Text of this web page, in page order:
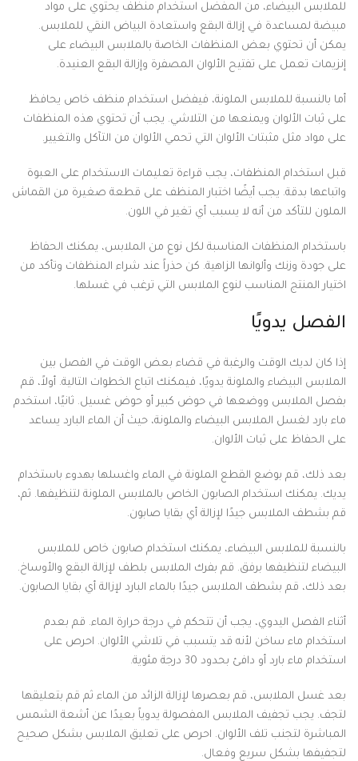
للملابس البيضاء، من المفضل استخدام منظف يحتوي على مواد
مبيضة لمساعدة في إزالة البقع واستعادة البياض النقي للملابس.
يمكن أن تحتوي بعض المنظفات الخاصة بالملابس البيضاء على
إنزيمات تعمل على تفتيح الألوان المصفرة وإزالة البقع العنيدة.
أما بالنسبة للملابس الملونة، فيفضل استخدام منظف خاص يحافظ
على ثبات الألوان ويمنعها من التلاشي. يجب أن تحتوي هذه المنظفات
على مواد مثل مثبتات الألوان التي تحمي الألوان من التآكل والتغيير.
قبل استخدام المنظفات، يجب قراءة تعليمات الاستخدام على العبوة
واتباعها بدقة. يجب أيضًا اختبار المنظف على قطعة صغيرة من القماش
الملون للتأكد من أنه لا يسبب أي تغير في اللون.
باستخدام المنظفات المناسبة لكل نوع من الملابس، يمكنك الحفاظ
على جودة وزنك وألوانها الزاهية. كن حذراً عند شراء المنظفات وتأكد من
اختيار المنتج المناسب لنوع الملابس التي ترغب في غسلها.
الفصل يدويًا
إذا كان لديك الوقت والرغبة في قضاء بعض الوقت في الفصل بين
الملابس البيضاء والملونة يدويًا، فيمكنك اتباع الخطوات التالية. أولاً، قم
بفصل الملابس ووضعها في حوض كبير أو حوض غسيل. ثانيًا، استخدم
ماء بارد لغسل الملابس البيضاء والملونة، حيث أن الماء البارد يساعد
على الحفاظ على ثبات الألوان.
بعد ذلك، قم بوضع القطع الملونة في الماء واغسلها بهدوء باستخدام
يديك. يمكنك استخدام الصابون الخاص بالملابس الملونة لتنظيفها. ثم،
قم بشطف الملابس جيدًا لإزالة أي بقايا صابون.
بالنسبة للملابس البيضاء، يمكنك استخدام صابون خاص للملابس
البيضاء لتنظيفها برفق. قم بفرك الملابس بلطف لإزالة البقع والأوساخ.
بعد ذلك، قم بشطف الملابس جيدًا بالماء البارد لإزالة أي بقايا الصابون.
أثناء الفصل اليدوي، يجب أن تتحكم في درجة حرارة الماء. قم بعدم
استخدام ماء ساخن لأنه قد يتسبب في تلاشي الألوان. احرص على
استخدام ماء بارد أو دافئ بحدود 30 درجة مئوية.
بعد غسل الملابس، قم بعصرها لإزالة الزائد من الماء ثم قم بتعليقها
لتجف. يجب تجفيف الملابس المفصولة يدوياً بعيدًا عن أشعة الشمس
المباشرة لتجنب تلف الألوان. احرص على تعليق الملابس بشكل صحيح
لتجفيفها بشكل سريع وفعال.